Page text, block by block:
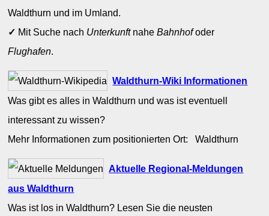
Waldthurn und im Umland.
✓ Mit Suche nach UnterkunftnaheBahnhofoder
Flughafen.
Waldthurn-Wiki Informationen
Was gibt es alles in Waldthurn und was ist eventuell
interessant zu wissen?
Mehr Informationen zum positionierten Ort: Waldthurn
Aktuelle Regional-Meldungen
aus Waldthurn
Was ist los in Waldthurn? Lesen Sie die neusten